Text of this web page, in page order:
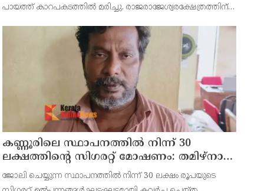
പായത്ത് കാറപകടത്തില്‍ മരിച്ചു. രാജരാജേശ്വരക്ഷേത്രത്തിന്
എം.കെ.കേശവനാ(74)ണ് മരിച്ചത്.
കണ്ണൂരിലെ സ്ഥാപനത്തിൽ നിന്ന് 30
ലക്ഷത്തിന്റെ സിഗരറ്റ് മോഷണം: തമിഴ്‌നാട്
സ്വദേശിയായ സെയിൽസ്മാൻ
തെങ്കാശിയിൽ പിടിയിൽ
ജോലി ചെയ്യുന്ന സ്ഥാപനത്തിൽ നിന്ന് 30 ലക്ഷം രൂപയുടെ